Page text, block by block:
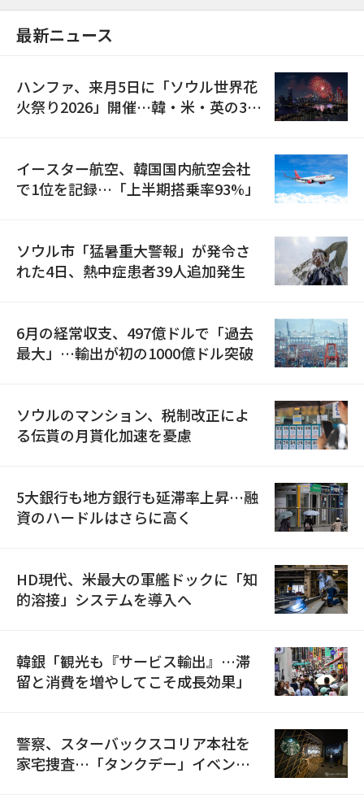
最新ニュース
ハンファ、来月5日に「ソウル世界花
火祭り2026」開催…韓・米・英の3カ
イースター航空、韓国国内航空会社
で1位を記録…「上半期搭乗率93%」
ソウル市「猛暑重大警報」が発令さ
れた4日、熱中症患者39人追加発生
6月の経常収支、497億ドルで「過去
最大」…輸出が初の1000億ドル突破
ソウルのマンション、税制改正によ
る伝貰の月貰化加速を憂慮
5大銀行も地方銀行も延滞率上昇…融
資のハードルはさらに高く
HD現代、米最大の軍艦ドックに「知
的溶接」システムを導入へ
韓銀「観光も『サービス輸出』…滞
留と消費を増やしてこそ成長効果」
警察、スターバックスコリア本社を
家宅捜査…「タンクデー」イベント